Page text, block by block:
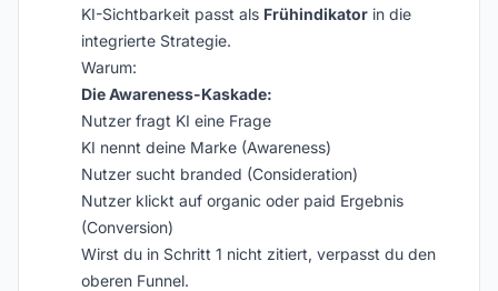
KI-Sichtbarkeit passt als Frühindikator in die
integrierte Strategie.
Warum:
Die Awareness-Kaskade:
Nutzer fragt KI eine Frage
KI nennt deine Marke (Awareness)
Nutzer sucht branded (Consideration)
Nutzer klickt auf organic oder paid Ergebnis
(Conversion)
Wirst du in Schritt 1 nicht zitiert, verpasst du den
oberen Funnel.